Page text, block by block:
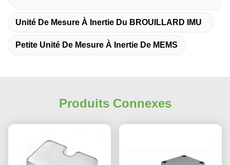
Unité De Mesure À Inertie Du BROUILLARD IMU
Petite Unité De Mesure À Inertie De MEMS
Produits Connexes